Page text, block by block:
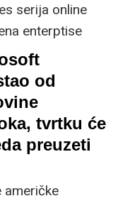
serija online
enterptise
o
od
tvrtku će
preuzeti
američke